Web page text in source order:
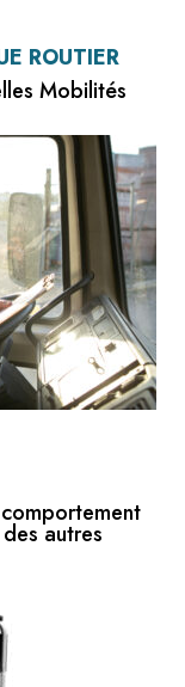
ROUTIER
Mobilités
autres